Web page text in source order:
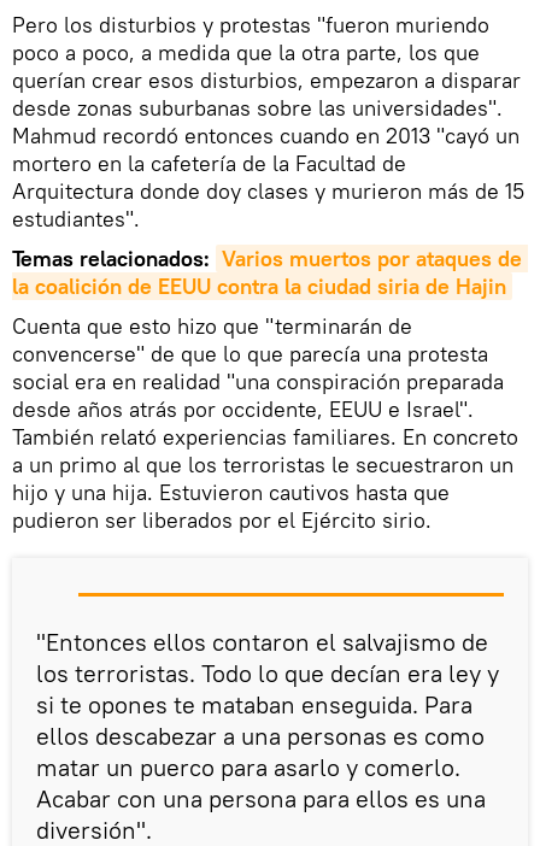
Pero los disturbios y protestas "fueron muriendo
poco a poco, a medida que la otra parte, los que
querían crear esos disturbios, empezaron a disparar
desde zonas suburbanas sobre las universidades".
Mahmud recordó entonces cuando en 2013 "cayó un
mortero en la cafetería de la Facultad de
Arquitectura donde doy clases y murieron más de 15
estudiantes".
Temas relacionados: Varios muertos por ataques de
la coalición de EEUU contra la ciudad siria de Hajin
Cuenta que esto hizo que "terminarán de
convencerse" de que lo que parecía una protesta
social era en realidad "una conspiración preparada
desde años atrás por occidente, EEUU e Israel".
También relató experiencias familiares. En concreto
a un primo al que los terroristas le secuestraron un
hijo y una hija. Estuvieron cautivos hasta que
pudieron ser liberados por el Ejército sirio.
"Entonces ellos contaron el salvajismo de
los terroristas. Todo lo que decían era ley y
si te opones te mataban enseguida. Para
ellos descabezar a una personas es como
matar un puerco para asarlo y comerlo.
Acabar con una persona para ellos es una
diversión".